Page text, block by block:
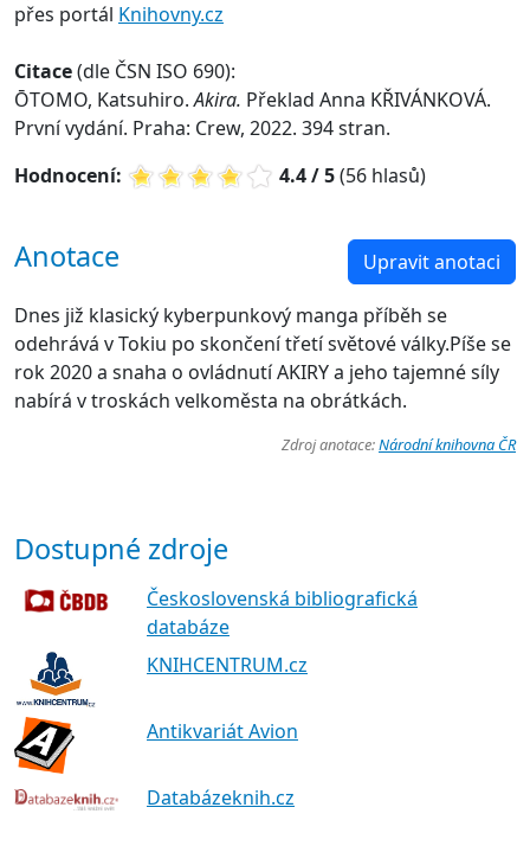
přes portál Knihovny.cz
Citace(dle ČSN ISO 690):
ŌTOMO, Katsuhiro.Akira. Překlad Anna KŘIVÁNKOVÁ.
První vydání. Praha: Crew, 2022. 394 stran.
Hodnocení:
4.4 / 5(56 hlasů)
Anotace Upravit anotaci
Dnes již klasický kyberpunkový manga příběh se
odehrává v Tokiu po skončení třetí světové války.Píše se
rok 2020 a snaha o ovládnutí AKIRY a jeho tajemné síly
nabírá v troskách velkoměsta na obrátkách.
Zdroj anotace:Národní knihovna ČR
Dostupné zdroje
Československá bibliografická
databáze
KNIHCENTRUM.cz
Antikvariát Avion
Databázeknih.cz